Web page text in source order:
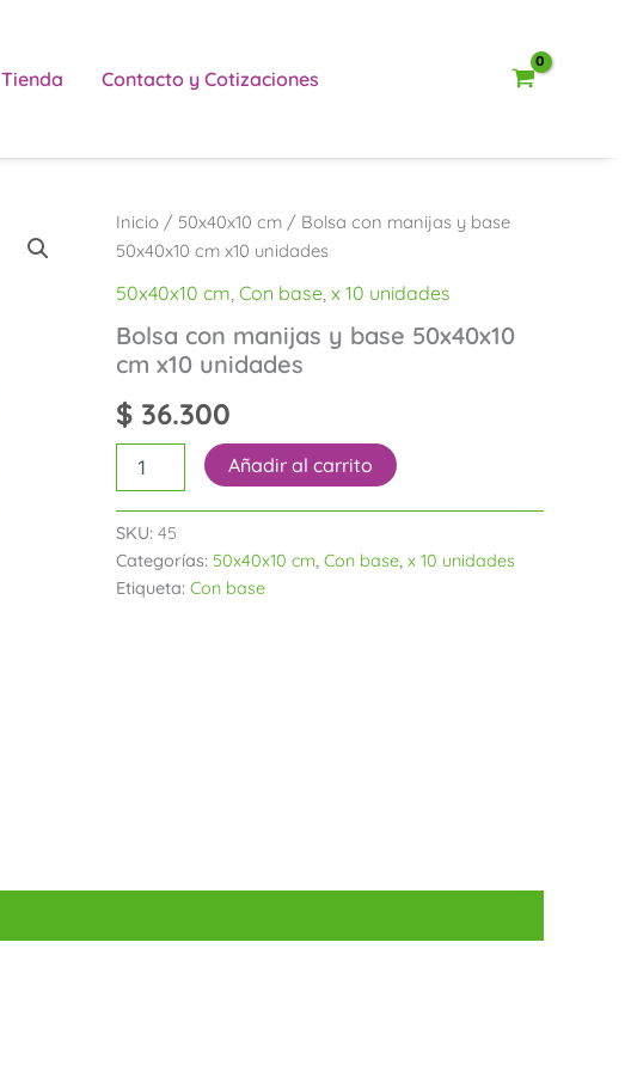
Tienda Contacto y Cotizaciones
Inicio / 50x40x10 cm/ Bolsa con manijas y base
50x40x10 cm x10 unidades
50x40x10 cm Con base, x 10 unidades
Bolsa con manijas y base 50x40x10
cm x10 unidades
$36.300
Bolsa
con
y
50x40x10
cm
unidades
cantidad
Añadir al carrito
SKU: 45
Categorías: 50x40x10 cm, Con base, x 10 unidades
Etiqueta: Con base